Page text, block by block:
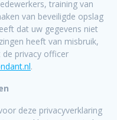
training van
van beveiligde opslag
dat uw gegevens niet
heeft van misbruik,
privacy officer
.
deze privacyverklaring